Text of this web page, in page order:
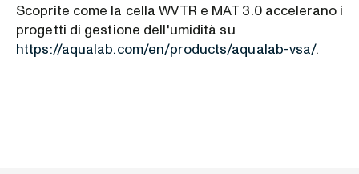
Scoprite come la cella WVTR e MAT 3.0 accelerano i
progetti di gestione dell'umidità su
https://aqualab.com/en/products/aqualab-vsa/.